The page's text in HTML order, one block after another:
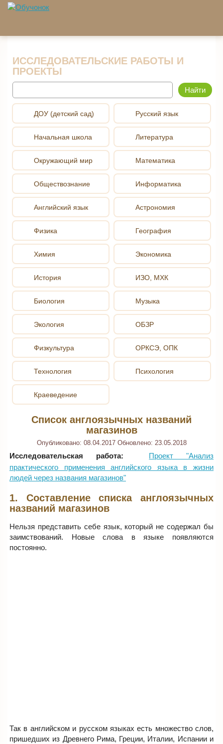
Перейти к основному содержанию
ИССЛЕДОВАТЕЛЬСКИЕ РАБОТЫ И
ПРОЕКТЫ
ДОУ (детский сад)
Начальная школа
Окружающий мир
Обществознание
Английский язык
Русский язык
Литература
Математика
Информатика
Астрономия
Физика
Химия
История
Биология
Экология
География
Экономика
ИЗО, МХК
Музыка
ОБЗР
Физкультура
Технология
Краеведение
ОРКСЭ, ОПК
Психология
Список англоязычных названий
магазинов
Опубликовано: 08.04.2017 Обновлено: 23.05.2018
Исследовательская работа:
Проект "Анализ
практического применения английского языка в жизни
людей через названия магазинов"
1. Составление списка англоязычных
названий магазинов
Нельзя представить себе язык, который не содержал бы
заимствований. Новые слова в языке появляются
постоянно.
Так в английском и русском языках есть множество слов,
пришедших из Древнего Рима, Греции, Италии, Испании и